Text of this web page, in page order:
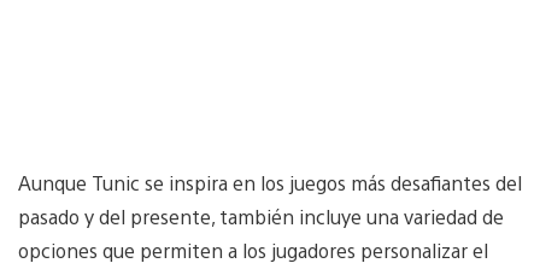
Aunque Tunic se inspira en los juegos más desafiantes del
pasado y del presente, también incluye una variedad de
opciones que permiten a los jugadores personalizar el